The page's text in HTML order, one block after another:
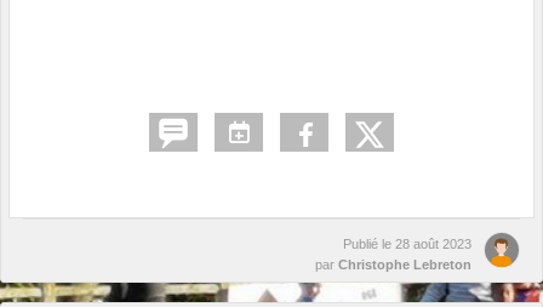
Publié le 28 août 2023
par Christophe Lebreton